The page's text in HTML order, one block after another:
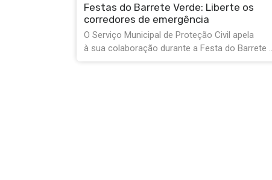
Serviços Municipais encerrados na
tarde de 10 de agosto
Na próxima segunda-feira, dia 10 de agosto,
tendo em conta as celebrações do Dia do ...